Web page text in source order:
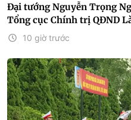
Đại tướng Nguyễn Trọng
Tổng cục Chính trị QĐND
10 giờ trước